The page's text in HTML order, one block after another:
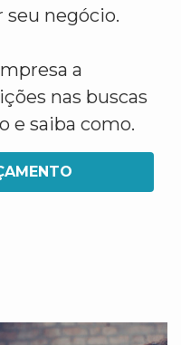
seu negócio.
a
nas buscas
e saiba como.